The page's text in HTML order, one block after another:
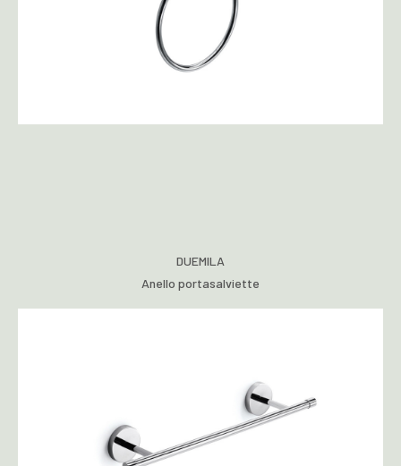
DUEMILA
Anello portasalviette